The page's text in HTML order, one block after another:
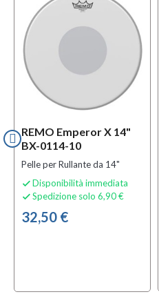
REMO Emperor X 14"
BX-0114-10
Pelle per Rullante da 14"
 Disponibilità immediata
 Spedizione solo 6,90 €
32,50 €